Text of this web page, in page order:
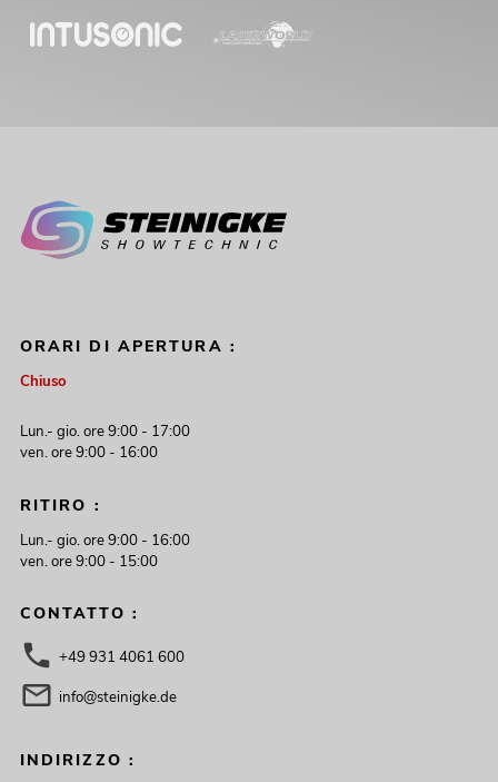
ORARI DI APERTURA :
Chiuso
Lun.- gio. ore 9:00 - 17:00
ven. ore 9:00 - 16:00
RITIRO :
Lun.- gio. ore 9:00 - 16:00
ven. ore 9:00 - 15:00
CONTATTO :
+49 931 4061 600
info@steinigke.de
INDIRIZZO :